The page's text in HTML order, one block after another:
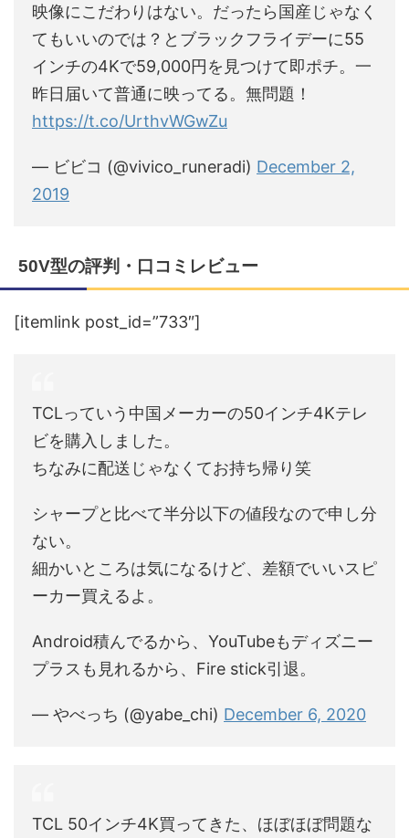
映像にこだわりはない。だったら国産じゃなく
てもいいのでは？とブラックフライデーに55
インチの4Kで59,000円を見つけて即ポチ。一
昨日届いて普通に映ってる。無問題！
https://t.co/UrthvWGwZu
— ビビコ (@vivico_runeradi) December 2,
2019
50V型の評判・口コミレビュー
[itemlink post_id=”733″]
TCLっていう中国メーカーの50インチ4Kテレ
ビを購入しました。
ちなみに配送じゃなくてお持ち帰り笑
シャープと比べて半分以下の値段なので申し分
ない。
細かいところは気になるけど、差額でいいスピ
ーカー買えるよ。
Android積んでるから、YouTubeもディズニー
プラスも見れるから、Fire stick引退。
— やべっち (@yabe_chi) December 6, 2020
TCL 50インチ4K買ってきた、ほぼほぼ問題な